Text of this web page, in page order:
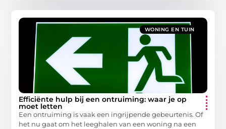
WONING EN TUIN
Efficiënte hulp bij een ontruiming: waar je op
moet letten
Een ontruiming is vaak een ingrijpende gebeurtenis. Of
het nu gaat om het leeghalen van een woning na een